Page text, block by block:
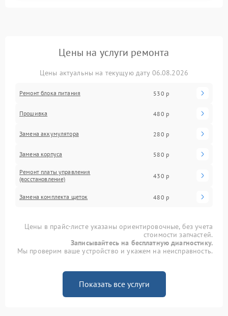
Цены на услуги ремонта
Цены актуальны на текущую дату 06.08.2026
Ремонт блока питания 530 р
Прошивка 480 р
Замена аккумулятора 280 р
Замена корпуса 580 р
Ремонт платы управления
(восстановление)
430 р
Замена комплекта щеток 480 р
Цены в прайс-листе указаны ориентировочные, без учета
стоимости запчастей.
Записывайтесь на бесплатную диагностику.
Мы проверим ваше устройство и укажем на неисправность.
Показать все услуги